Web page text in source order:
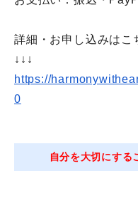
詳細・お申し込みはこ
↓↓↓
https://
0
自分を大切にする